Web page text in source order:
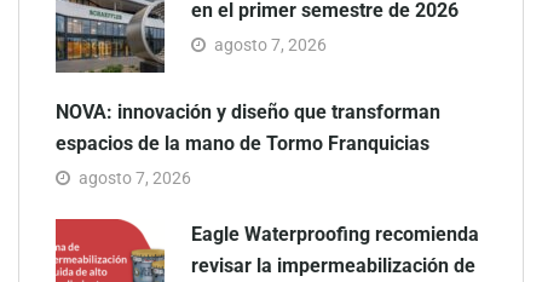
en el primer semestre de 2026
agosto 7, 2026
NOVA: innovación y diseño que transforman
espacios de la mano de Tormo Franquicias
agosto 7, 2026
Eagle Waterproofing recomienda
revisar la impermeabilización de